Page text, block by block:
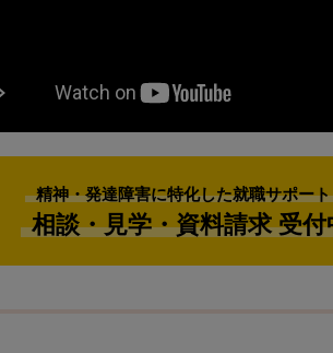
精神・発達障害に特化した就職サポー
相談・見学・資料請求 受付